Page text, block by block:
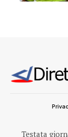
Testata